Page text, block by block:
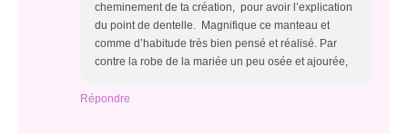
cheminement de ta création, pour avoir l’explication
du point de dentelle. Magnifique ce manteau et
comme d’habitude très bien pensé et réalisé. Par
contre la robe de la mariée un peu osée et ajourée,
Répondre